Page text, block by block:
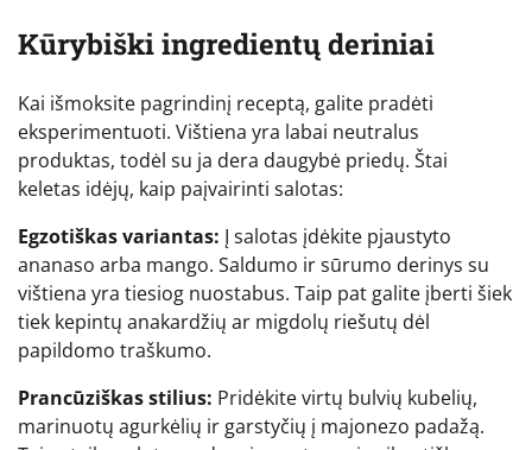
Kūrybiški ingredientų deriniai
Kai išmoksite pagrindinį receptą, galite pradėti
eksperimentuoti. Vištiena yra labai neutralus
produktas, todėl su ja dera daugybė priedų. Štai
keletas idėjų, kaip paįvairinti salotas:
Egzotiškas variantas: Į salotas įdėkite pjaustyto
ananaso arba mango. Saldumo ir sūrumo derinys su
vištiena yra tiesiog nuostabus. Taip pat galite įberti šiek
tiek kepintų anakardžių ar migdolų riešutų dėl
papildomo traškumo.
Prancūziškas stilius: Pridėkite virtų bulvių kubelių,
marinuotų agurkėlių ir garstyčių į majonezo padažą.